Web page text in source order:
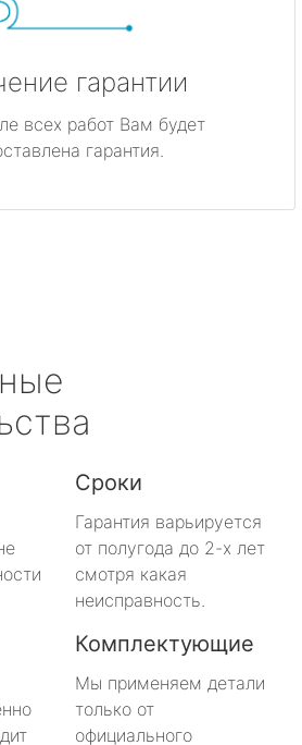
гарантии
всех работ Вам будет
гарантия.
Сроки
Гарантия варьируется
от полугода до 2-х лет
смотря какая
неисправность.
Комплектующие
Мы применяем детали
только от
официального